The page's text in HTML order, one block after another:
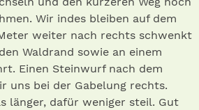
Wir indes bleiben auf dem
weiter nach rechts schwenkt
Waldrand sowie an einem
Einen Steinwurf nach dem
uns bei der Gabelung rechts.
länger, dafür weniger steil. Gut